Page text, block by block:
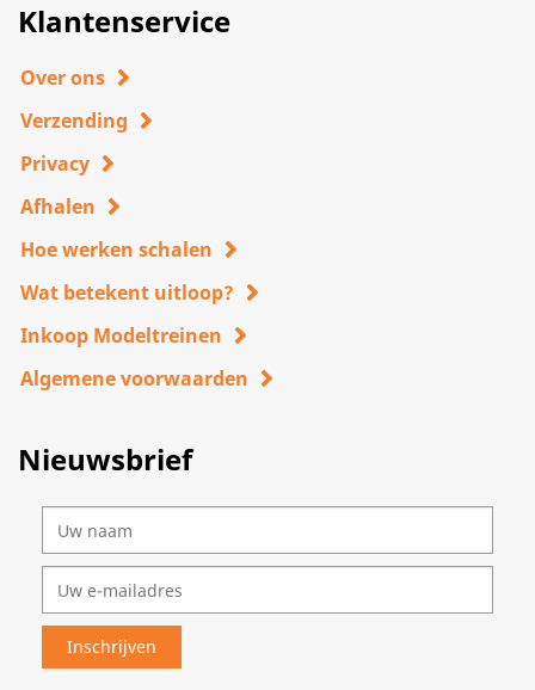
Klantenservice
Over ons
Verzending
Privacy
Afhalen
Hoe werken schalen
Wat betekent uitloop?
Inkoop Modeltreinen
Algemene voorwaarden
Nieuwsbrief